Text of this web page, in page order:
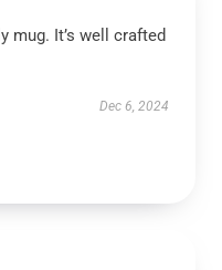
mug. It’s well crafted
Dec 6, 2024